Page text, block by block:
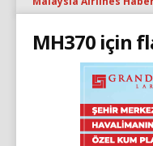
MH370 için